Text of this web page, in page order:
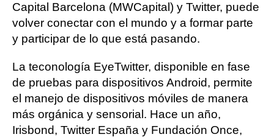
Capital Barcelona (MWCapital) y Twitter, puede
volver conectar con el mundo y a formar parte
y participar de lo que está pasando.
La teconología EyeTwitter, disponible en fase
de pruebas para dispositivos Android, permite
el manejo de dispositivos móviles de manera
más orgánica y sensorial. Hace un año,
Irisbond, Twitter España y Fundación Once,